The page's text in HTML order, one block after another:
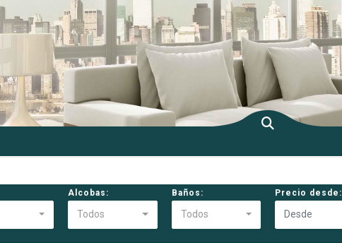
Alcobas:
Todos
Baños:
Todos
Precio desde: